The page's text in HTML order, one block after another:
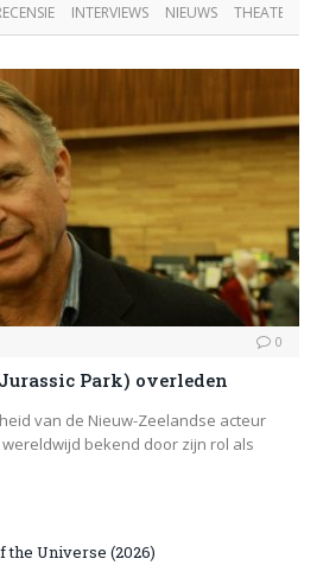
INTERVIEWS NIEUWS
0
Park) overleden
van de Nieuw-Zeelandse acteur
bekend door zijn rol als
the Universe (2026)